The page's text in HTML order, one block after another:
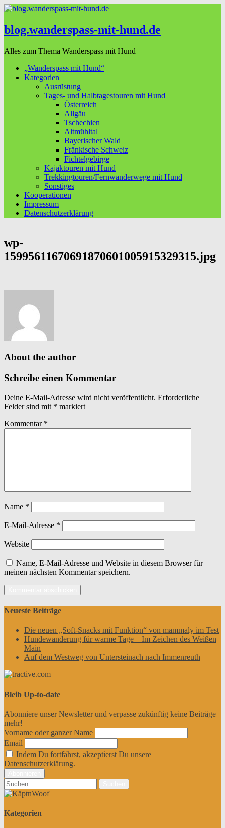
blog.wanderspass-mit-hund.de
Alles zum Thema Wanderspass mit Hund
„Wanderspass mit Hund“
Kategorien
Ausrüstung
Tages- und Halbtagestouren mit Hund
Österreich
Allgäu
Tschechien
Altmühltal
Bayerischer Wald
Fränkische Schweiz
Fichtelgebirge
Kajaktouren mit Hund
Trekkingtouren/Fernwanderwege mit Hund
Sonstiges
Kooperationen
Impressum
Datenschutzerklärung
wp-
15995611670691870601005915329315.jpg
About the author
Schreibe einen Kommentar
Deine E-Mail-Adresse wird nicht veröffentlicht. Erforderliche
Felder sind mit * markiert
Kommentar *
Name *
E-Mail-Adresse *
Website
Name, E-Mail-Adresse und Website in diesem Browser für
meinen nächsten Kommentar speichern.
Neueste Beiträge
Die neuen „Soft-Snacks mit Funktion“ von mammaly im Test
Hundewanderung für warme Tage – Im Zeichen des Weißen
Main
Auf dem Westweg von Untersteinach nach Immenreuth
Bleib Up-to-date
Abonniere unser Newsletter und verpasse zukünftig keine Beiträge
mehr!
Vorname oder ganzer Name
Email
Indem Du fortfährst, akzeptierst Du unsere
Datenschutzerklärung.
Suchen
nach:
Kategorien